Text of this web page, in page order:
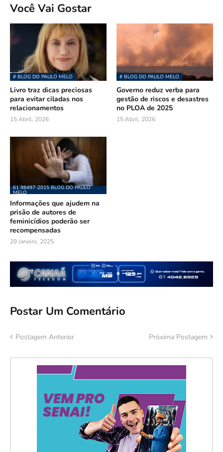
Você Vai Gostar
# BLOG DO PAULO MELO
Livro traz dicas preciosas
para evitar ciladas nos
relacionamentos
15 Abril, 2026
# BLOG DO PAULO MELO
Governo reduz verba para
gestão de riscos e desastres
no PLOA de 2025
15 Abril, 2026
61 98497-2015 BLOG DO PAULO
MELO
Informações que ajudem na
prisão de autores de
feminicídios poderão ser
recompensadas
29 Janeiro, 2025
Postar Um Comentário
Postagem Anterior Próxima Postagem